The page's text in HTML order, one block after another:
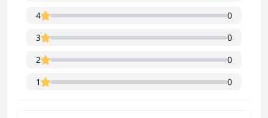
4
0
3
0
2
0
1
0